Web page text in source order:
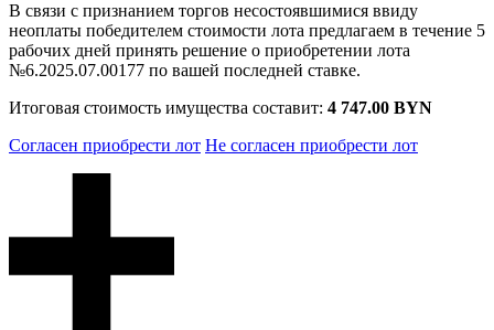
В связи с признанием торгов несостоявшимися ввиду
неоплаты победителем стоимости лота предлагаем в течение 5
рабочих дней принять решение о приобретении лота
№6.2025.07.00177 по вашей последней ставке.
Итоговая стоимость имущества составит: 4 747.00 BYN
Согласен приобрести лот Не согласен приобрести лот